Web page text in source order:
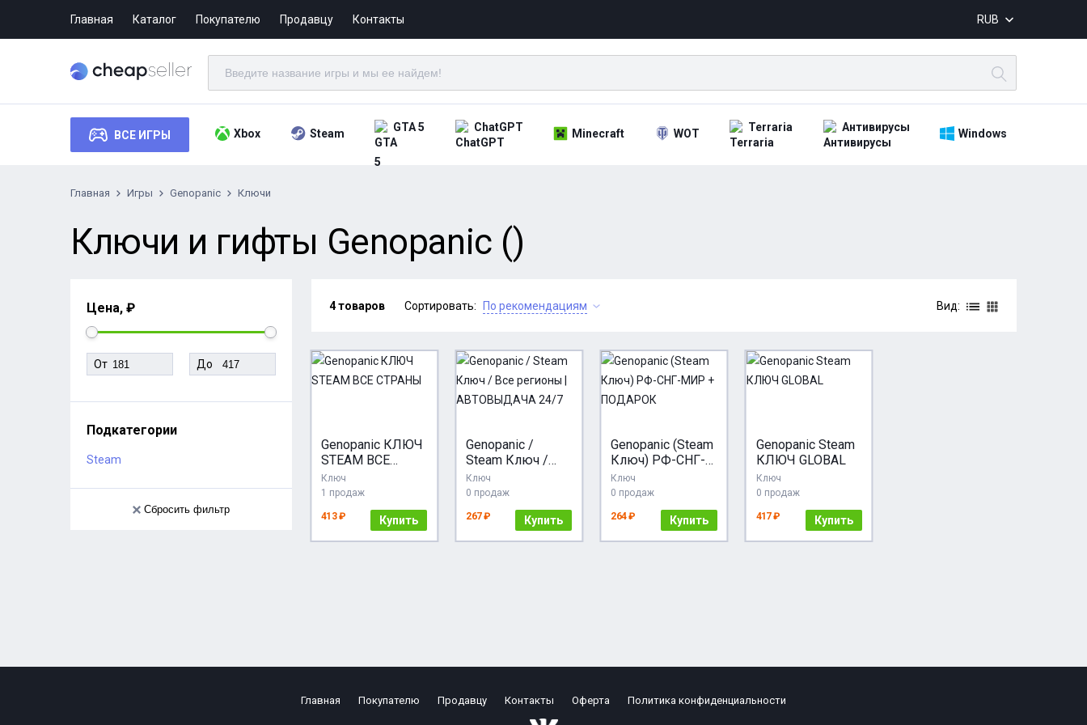
Главная Каталог Покупателю Продавцу Контакты RUB
ВСЕ ИГРЫ Xbox Steam GTA 5 ChatGPT Minecraft WOT Terraria Антивирусы Windows
Главная Игры Genopanic Ключи
Ключи и гифты Genopanic ()
Цена, ₽
От До
Подкатегории
Steam
Сбросить фильтр
4 товаров Сортировать: По рекомендациям Вид:
Genopanic КЛЮЧ
STEAM ВСЕ
СТРАНЫ
Ключ
1 продаж
413 ₽ Купить
Genopanic /
Steam Ключ /
Все регионы |
АВТОВЫДАЧА
Ключ
0 продаж
267 ₽ Купить
Genopanic (Steam
Ключ) РФ-СНГ-
МИР +
ПОДАРОК
Ключ
0 продаж
264 ₽ Купить
Genopanic Steam
КЛЮЧ GLOBAL
Ключ
0 продаж
417 ₽ Купить
Главная Покупателю Продавцу Контакты Оферта Политика конфиденциальности